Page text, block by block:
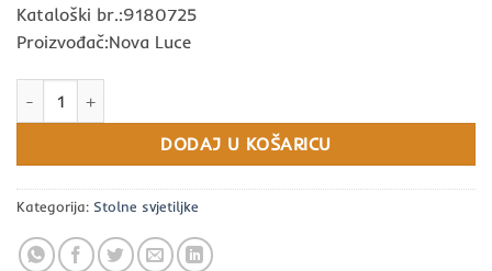
Kataloški br.:9180725
Proizvođač:Nova Luce
DODAJ U KOŠARICU
Kategorija: Stolne svjetiljke